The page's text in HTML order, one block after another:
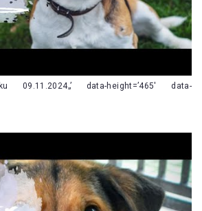
09.11.2024„’ data-height=’465′ data-